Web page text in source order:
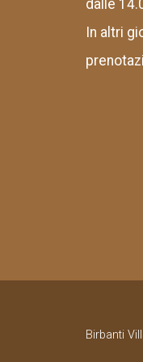
dalle
In altri
Birbanti